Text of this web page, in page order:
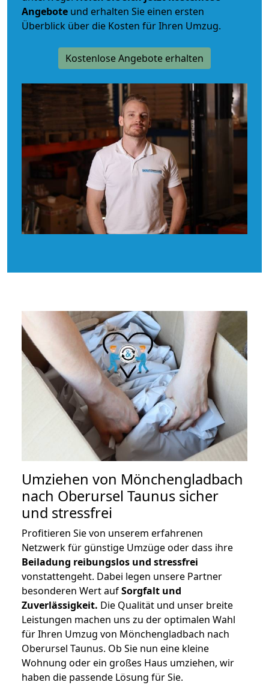
Angebote und erhalten Sie einen ersten
Überblick über die Kosten für Ihren Umzug.
Kostenlose Angebote erhalten
Umziehen von Mönchengladbach
nach Oberursel Taunus sicher
und stressfrei
Profitieren Sie von unserem erfahrenen
Netzwerk für günstige Umzüge oder dass ihre
Beiladung reibungslos und stressfrei
vonstattengeht. Dabei legen unsere Partner
besonderen Wert aufSorgfalt und
Zuverlässigkeit. Die Qualität und unser breite
Leistungen machen uns zu der optimalen Wahl
für Ihren Umzug von Mönchengladbach nach
Oberursel Taunus. Ob Sie nun eine kleine
Wohnung oder ein großes Haus umziehen, wir
haben die passende Lösung für Sie.